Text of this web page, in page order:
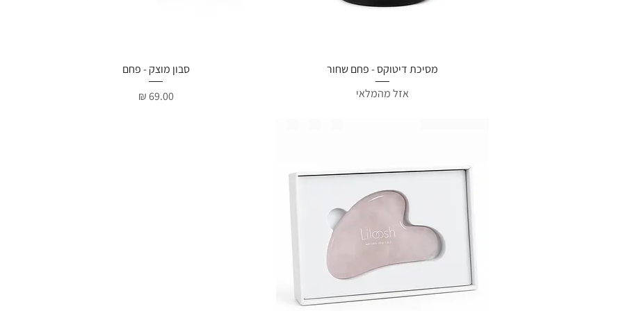
תצוגה מהירה
מסיכת דיטוקס - פחם שחור
אזל מהמלאי
תצוגה מהירה
סבון מוצק - פחם
מחיר‏69.00 ‏₪